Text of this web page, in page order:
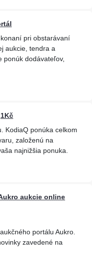
pri obstarávaní
aukcie, tendra a
ponúk dodávateľov,
KodiaQ ponúka celkom
založenú na
najnižšia ponuka.
aukcie online
portálu Aukro.
zavedené na